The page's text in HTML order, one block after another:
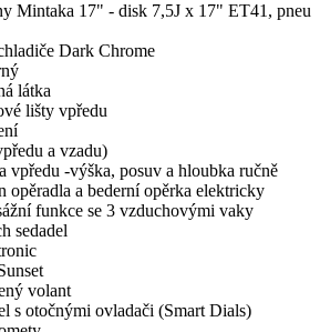
Mintaka 17" - disk 7,5J x 17" ET41, pneu
Dark Chrome
látka
lišty vpředu
a vzadu)
vpředu -výška, posuv a hloubka ručně
opěradla a bederní opěrka elektricky
funkce se 3 vzduchovými vaky
sedadel
volant
s otočnými ovladači (Smart Dials)